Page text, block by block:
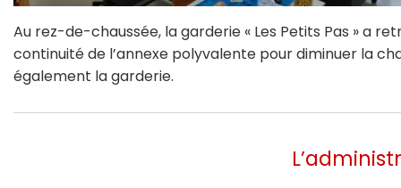
Au rez-de-chaussée, la garderie « Les Petits Pas » a
continuité de l’annexe polyvalente pour diminuer la
également la garderie.